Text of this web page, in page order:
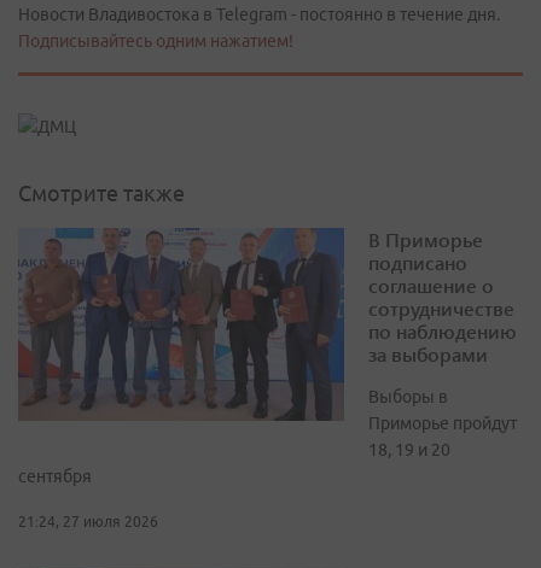
Новости Владивостока в Telegram - постоянно в течение дня.
Подписывайтесь одним нажатием!
Смотрите также
В Приморье
подписано
соглашение о
сотрудничестве
по наблюдению
за выборами
Выборы в
Приморье пройдут
18, 19 и 20
сентября
21:24, 27 июля 2026